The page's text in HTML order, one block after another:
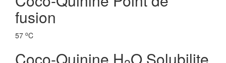
fusion
57 oC